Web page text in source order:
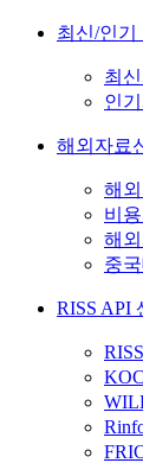
최신/인기
최
인
해외자료
해
비
해
중
RISS API